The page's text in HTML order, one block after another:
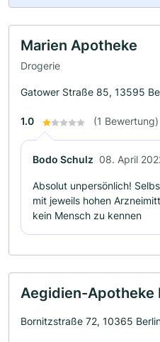
Marien Apotheke
Drogerie
Gatower Straße 85, 13595
1.0 (1 Bewertung)
Bodo Schulz 08. April
Absolut unpersönlich!
mit jeweils hohen
kein Mensch zu kennen
Aegidien-Apotheke
Bornitzstraße 72, 10365